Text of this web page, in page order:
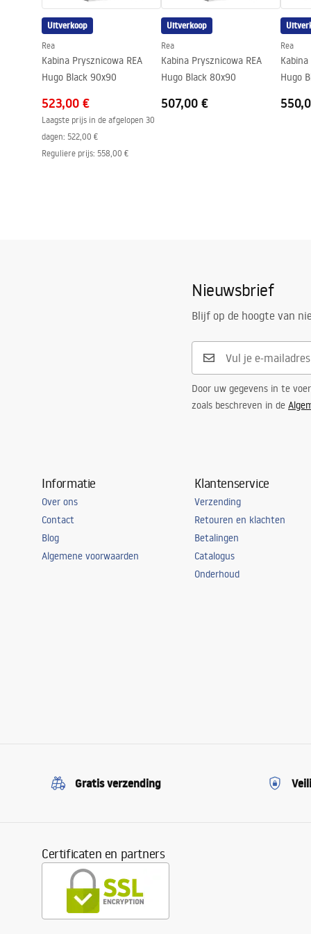
Anti-Calc Systeem
Ja
Coatingtechnologie
Afstand van wateraansluitingen
mm
Garantie
24
Uitverkoop
Rea
Kabina Prysznicowa REA
Hugo Black 90x90
523,00 €
Laagste prijs in de afgelopen 30
dagen: 522,00 €
Reguliere prijs: 558,00 €
Uitverkoop
Rea
Kabina Prysznicowa REA
Hugo Black 80x90
507,00 €
Rea
Hugo
Nieuwsbrief
Blijf op de hoogte van
Door uw gegevens in te
zoals beschreven in de
Informatie
Over ons
Contact
Blog
Algemene voorwaarden
Klantenservice
Verzending
Retouren en klachten
Betalingen
Catalogus
Onderhoud
Gratis verzending
Certificaten en partners